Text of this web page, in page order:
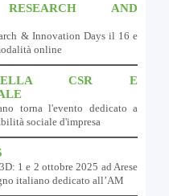
AND
& Innovation Days il 16 e
online
CSR E
torna l'evento dedicato a
sociale d'impresa
1 e 2 ottobre 2025 ad Arese
italiano dedicato all’AM